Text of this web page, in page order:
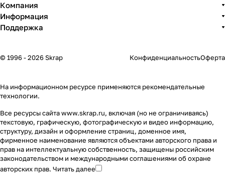
Компания
Информация
Поддержка
© 1996 - 2026 Skrap КонфиденциальностьОферта
На информационном ресурсе применяются рекомендательные
технологии.
Все ресурсы сайта www.skrap.ru, включая (но не ограничиваясь)
текстовую, графическую, фотографическую и видео информацию,
структуру, дизайн и оформление страниц, доменное имя,
фирменное наименование являются объектами авторского права и
прав на интеллектуальную собственность, защищены российским
законодательством и международными соглашениями об охране
авторских прав. Читать далее